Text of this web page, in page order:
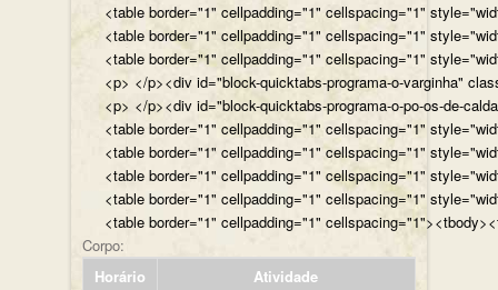
<table border="1" cellpadding="1" cellspacing="1"
<table border="1" cellpadding="1" cellspacing="1"
<table border="1" cellpadding="1" cellspacing="1"
<p> </p><div id="block-quicktabs-programa-o-varginha"
<p> </p><div id="block-quicktabs-programa-o-po-os-de-
<table border="1" cellpadding="1" cellspacing="1"
<table border="1" cellpadding="1" cellspacing="1"
<table border="1" cellpadding="1" cellspacing="1"
<table border="1" cellpadding="1" cellspacing="1"
<table border="1" cellpadding="1"
Corpo:
Horário
Atividade